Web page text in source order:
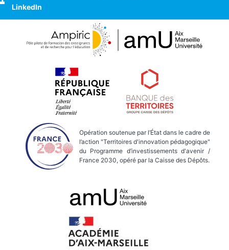
LinkedIn
Opération soutenue par l’État dans le cadre de
l’action "Territoires d'innovation pédagogique"
du Programme d’investissements d'avenir /
France 2030, opéré par la Caisse des Dépôts.